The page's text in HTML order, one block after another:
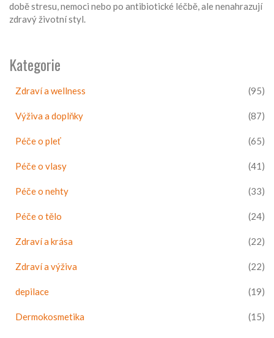
době stresu, nemoci nebo po antibiotické léčbě, ale nenahrazují
zdravý životní styl.
Kategorie
Zdraví a wellness (95)
Výživa a doplňky (87)
Péče o pleť (65)
Péče o vlasy (41)
Péče o nehty (33)
Péče o tělo (24)
Zdraví a krása (22)
Zdraví a výživa (22)
depilace (19)
Dermokosmetika (15)